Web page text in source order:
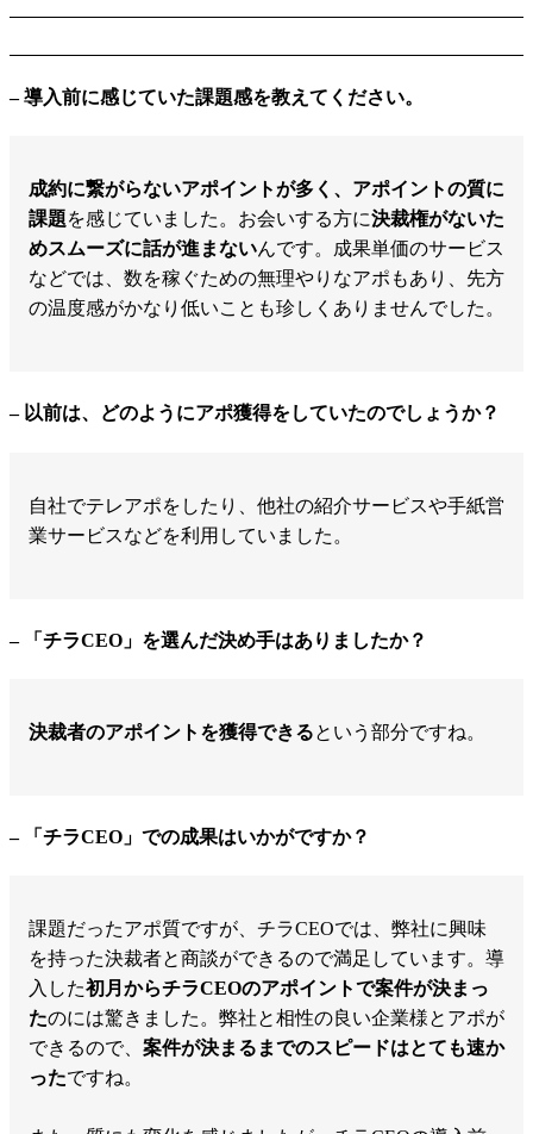
– 導入前に感じていた課題感を教えてください。
成約に繋がらないアポイントが多く、アポイントの質に
課題を感じていました。お会いする方に決裁権がないた
めスムーズに話が進まないんです。成果単価のサービス
などでは、数を稼ぐための無理やりなアポもあり、先方
の温度感がかなり低いことも珍しくありませんでした。
– 以前は、どのようにアポ獲得をしていたのでしょうか？
自社でテレアポをしたり、他社の紹介サービスや手紙営
業サービスなどを利用していました。
– 「チラCEO」を選んだ決め手はありましたか？
決裁者のアポイントを獲得できるという部分ですね。
– 「チラCEO」での成果はいかがですか？
課題だったアポ質ですが、チラCEOでは、弊社に興味
を持った決裁者と商談ができるので満足しています。導
入した初月からチラCEOのアポイントで案件が決まっ
たのには驚きました。弊社と相性の良い企業様とアポが
できるので、 案件が決まるまでのスピードはとても速か
ったですね。